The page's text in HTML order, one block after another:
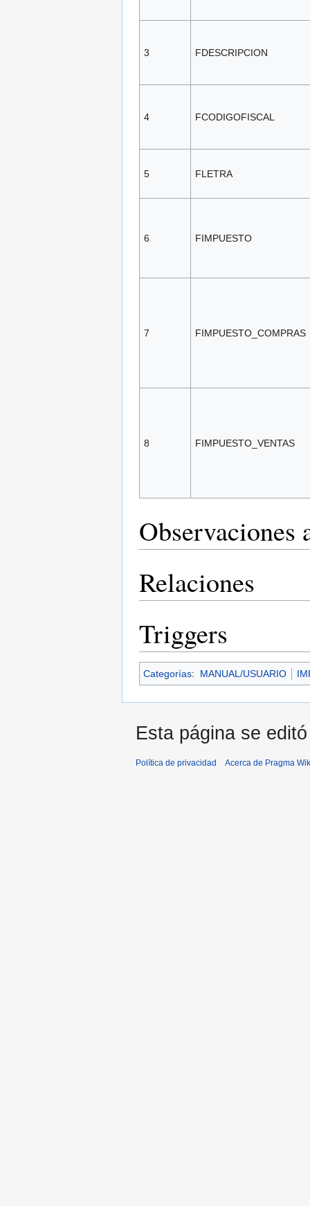
3 FDESCRIPCION
4 FCODIGOFISCAL
5 FLETRA
6 FIMPUESTO
7 FIMPUESTO_COMPRAS
8 FIMPUESTO_VENTAS
Observaciones
Relaciones
Triggers
Categorías: MANUAL/USUARIO
Esta página se
Política de privacidad Acerca de Pragma